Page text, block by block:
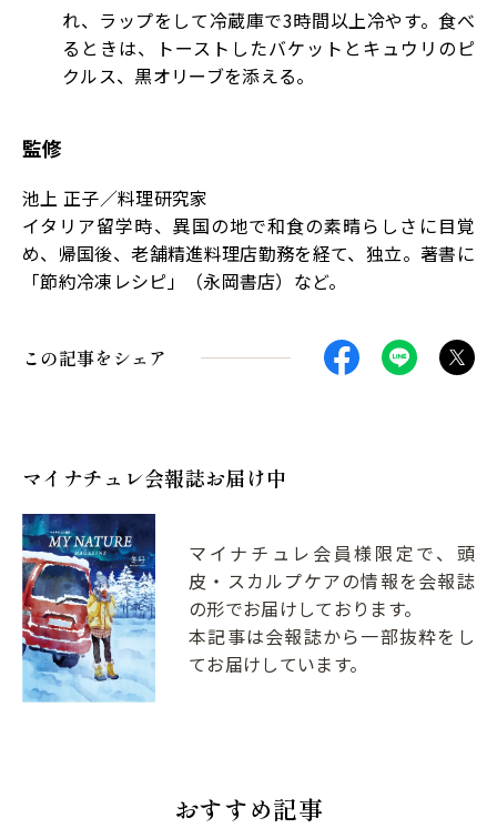
れ、ラップをして冷蔵庫で3時間以上冷やす。食べ
るときは、トーストしたバケットとキュウリのピ
クルス、黒オリーブを添える。
監修
池上 正子／料理研究家
イタリア留学時、異国の地で和食の素晴らしさに目覚
め、帰国後、老舗精進料理店勤務を経て、独立。著書に
「節約冷凍レシピ」（永岡書店）など。
この記事をシェア
マイナチュレ会報誌お届け中
マイナチュレ会員様限定で、頭
皮・スカルプケアの情報を会報誌
の形でお届けしております。
本記事は会報誌から一部抜粋をし
てお届けしています。
おすすめ記事